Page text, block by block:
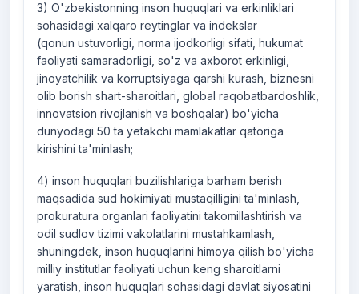
3) O'zbekistonning inson huquqlari va erkinliklari
sohasidagi xalqaro reytinglar va indekslar
(qonun ustuvorligi, norma ijodkorligi sifati, hukumat
faoliyati samaradorligi, so'z va axborot erkinligi,
jinoyatchilik va korruptsiyaga qarshi kurash, biznesni
olib borish shart-sharoitlari, global raqobatbardoshlik,
innovatsion rivojlanish va boshqalar) bo'yicha
dunyodagi 50 ta yetakchi mamlakatlar qatoriga
kirishini ta'minlash;
4) inson huquqlari buzilishlariga barham berish
maqsadida sud hokimiyati mustaqilligini ta'minlash,
prokuratura organlari faoliyatini takomillashtirish va
odil sudlov tizimi vakolatlarini mustahkamlash,
shuningdek, inson huquqlarini himoya qilish bo'yicha
milliy institutlar faoliyati uchun keng sharoitlarni
yaratish, inson huquqlari sohasidagi davlat siyosatini